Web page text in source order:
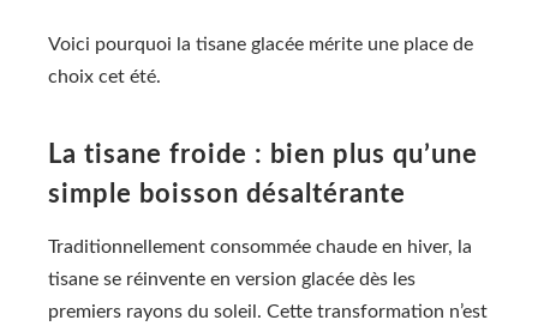
Voici pourquoi la tisane glacée mérite une place de
choix cet été.
La tisane froide : bien plus qu’une
simple boisson désaltérante
Traditionnellement consommée chaude en hiver, la
tisane se réinvente en version glacée dès les
premiers rayons du soleil. Cette transformation n’est